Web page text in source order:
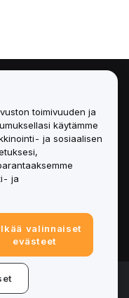
toimivuuden ja
käytämme
ja sosiaalisen
ja
valinnaiset
evästeet